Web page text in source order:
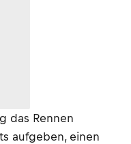
das Rennen
aufgeben, einen